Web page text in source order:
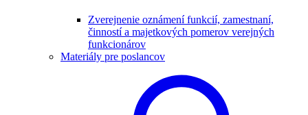
Zverejnenie oznámení funkcií, zamestnaní,
činností a majetkových pomerov verejných
funkcionárov
Materiály pre poslancov